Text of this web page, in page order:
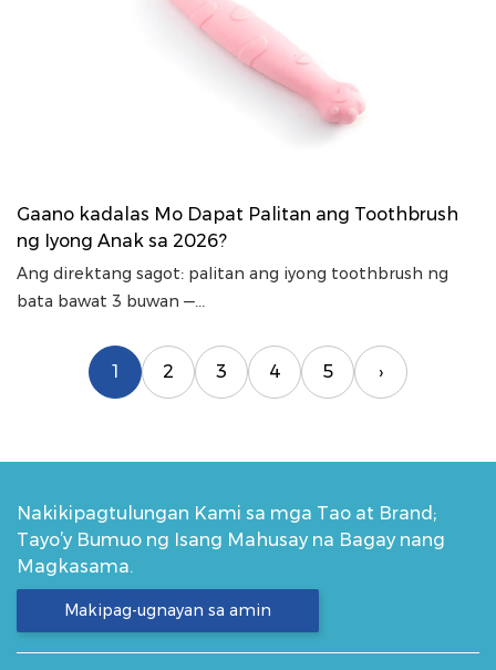
Gaano kadalas Mo Dapat Palitan ang Toothbrush
ng Iyong Anak sa 2026?
Ang direktang sagot: palitan ang iyong toothbrush ng
bata bawat 3 buwan —...
1 2 3 4 5 ›
Nakikipagtulungan Kami sa mga Tao at Brand;
Tayo’y Bumuo ng Isang Mahusay na Bagay nang
Magkasama.
Makipag-ugnayan sa amin